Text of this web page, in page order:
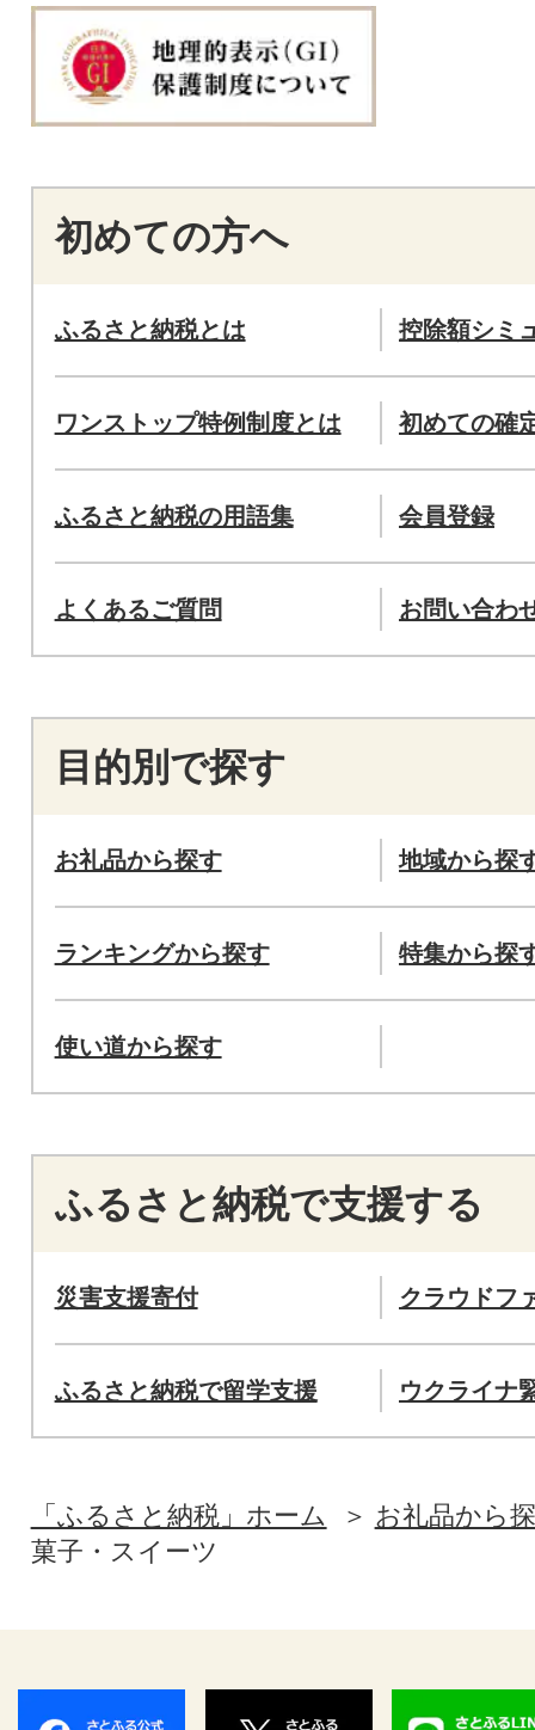
初めての方へ
ふるさと納税とは 控除額シミ
ワンストップ特例制度とは 初めての確
ふるさと納税の用語集 会員登録
よくあるご質問 お問い合わ
目的別で探す
お礼品から探す 地域から探
ランキングから探す 特集から探
使い道から探す
ふるさと納税で支援する
災害支援寄付 クラウドフ
ふるさと納税で留学支援 ウクライナ
「ふるさと納税」ホーム
お礼品から
菓子・スイーツ